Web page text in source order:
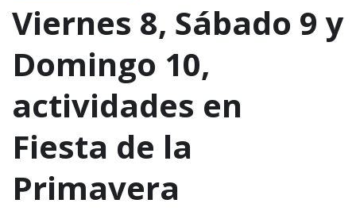
Viernes 8, Sábado 9 y
Domingo 10,
actividades en
Fiesta de la
Primavera